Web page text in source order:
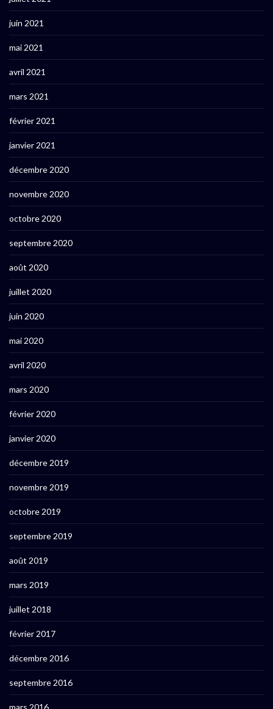
juin 2021
mai 2021
avril 2021
mars 2021
février 2021
janvier 2021
décembre 2020
novembre 2020
octobre 2020
septembre 2020
août 2020
juillet 2020
juin 2020
mai 2020
avril 2020
mars 2020
février 2020
janvier 2020
décembre 2019
novembre 2019
octobre 2019
septembre 2019
août 2019
mars 2019
juillet 2018
février 2017
décembre 2016
septembre 2016